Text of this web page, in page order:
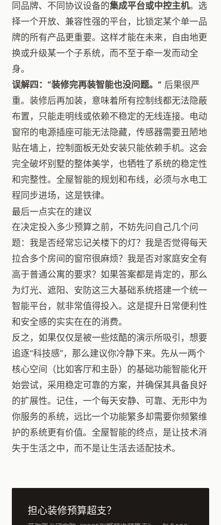
同品牌、不同协议设备的集成平台或中控主机。选
择一个开放、兼容性强的平台，比锁定某个单一品
牌的所有产品更重要。这样才能在未来，自由地更
换或升级某一个子系统，而不至于牵一发而动全
身。
误解四：“装修完再装智能也没问题。” 后果很严
重。装修后再加装，意味着所有控制线都无法隐蔽
布置，只能走明线或依赖不稳定的无线连接。电动
窗帘的电源插座可能无法隐藏，传感器需要丑陋地
贴在墙上，控制面板无处安装只能依赖手机。这会
完全破坏别墅的整体美学，也牺牲了系统的稳定性
和完整性。全屋智能的规划和布线，必须与水电工
程同步进场，这是铁律。
最后一点实在的建议
在决定投入多少预算之前，不妨先问自己几个问
题：我是否经常忘记关楼下的灯？我是否觉得每天
拉合多个房间的窗帘很麻烦？我是否对家庭安全有
高于普通公寓的要求？如果答案都是肯定的，那么
为灯光、遮阳、安防这三大基础系统搭建一个统一
智能平台，就非常值得投入。这是提升日常便利性
和安全感的实实在在的消费。
反之，如果仅仅是被一些炫酷的演示所吸引，想要
追逐“科技感”，那么建议你冷静下来。先从一两个
核心空间（比如客厅和主卧）的基础功能智能化开
始尝试，采用稳定可靠的方案，并确保其具备良好
的扩展性。记住，一个每天安静、可靠、无形中为
你服务的系统，远比一个功能繁多却需要你频繁维
护的系统更有价值。全屋智能的终点，是让技术消
失于生活之中，而不是让生活去适配技术。
担心装修预算超支？